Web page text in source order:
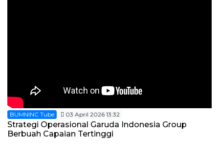
BUMNINC Tube 03 April 2026 13:32
Strategi Operasional Garuda Indonesia Group
Berbuah Capaian Tertinggi